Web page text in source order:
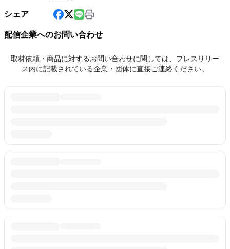
シェア
配信企業へのお問い合わせ
取材依頼・商品に対するお問い合わせに関しては、プレスリリー
ス内に記載されている企業・団体に直接ご連絡ください。